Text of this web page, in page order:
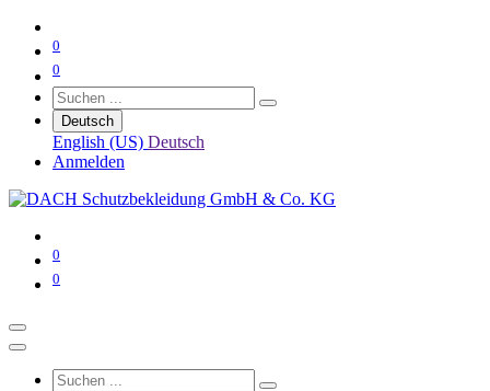
0
0
Deutsch
English (US) Deutsch
Anmelden
0
0